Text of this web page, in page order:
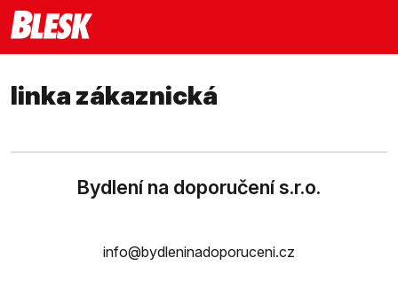
linka zákaznická
Bydlení na doporučení s.r.o.
info@bydleninadoporuceni.cz